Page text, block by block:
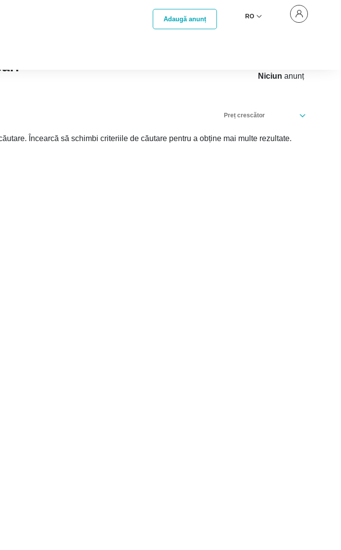
Adaugă anunț RO
Niciun anunț
Preț crescător
Încearcă să schimbi criteriile de căutare pentru a obține mai multe rezultate.